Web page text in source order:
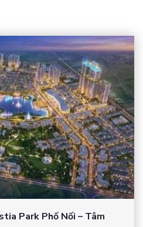
Park Phố Nối – Tâm